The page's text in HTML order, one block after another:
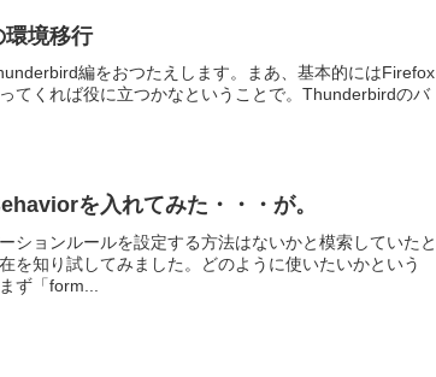
境移行
編をおつたえします。まあ、基本的にはFirefox
てくれば役に立つかなということで。Thunderbirdのバ
を入れてみた・・・が。
ションルールを設定する方法はないかと模索していたと
を知り試してみました。どのように使いたいかという
ず「form...